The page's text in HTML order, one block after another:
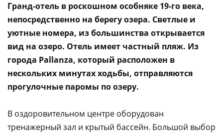
Гранд-отель в роскошном особняке 19-го века,
непосредственно на берегу озера. Светлые и
уютные номера, из большинства открывается
вид на озеро. Отель имеет частный пляж. Из
города Pallanza, который расположен в
нескольких минутах ходьбы, отправляются
прогулочные паромы по озеру.
В оздоровительном центре оборудован
тренажерный зал и крытый бассейн. Большой выбор